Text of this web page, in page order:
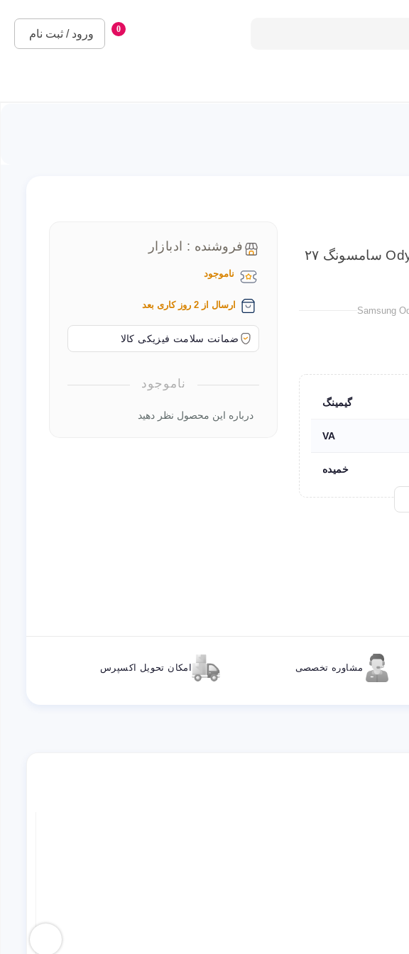
0 ورود / ثبت نام
مانیتور Odyssey G5 LC27G55TQBM سامسونگ ۲۷
Samsung
گیمینگ
VA
خمیده
فروشنده : ادبازار
ناموجود
ارسال از 2 روز کاری بعد
ضمانت سلامت فیزیکی کالا
ناموجود
درباره این محصول نظر دهید
مشاوره تخصصی امکان تحویل اکسپرس